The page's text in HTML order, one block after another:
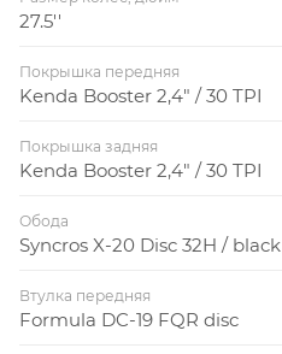
27.5''
Покрышка передняя
Kenda Booster 2,4" / 30 TPI
Покрышка задняя
Kenda Booster 2,4" / 30 TPI
Обода
Syncros X-20 Disc 32H / black
Втулка передняя
Formula DC-19 FQR disc